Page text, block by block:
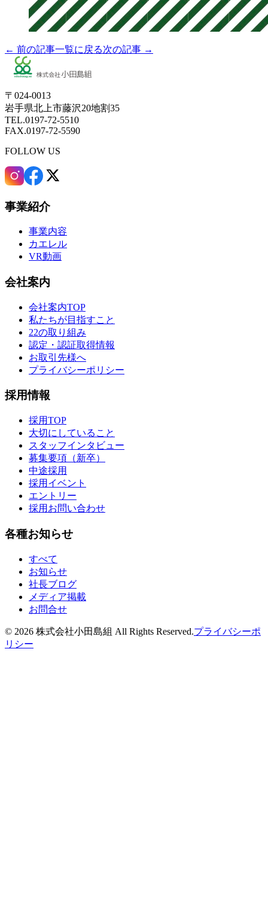
← 前の記事一覧に戻る次の記事 →
〒024-0013
岩手県北上市藤沢20地割35
TEL.0197-72-5510
FAX.0197-72-5590
FOLLOW US
事業紹介
事業内容
カエレル
VR動画
会社案内
会社案内TOP
私たちが目指すこと
22の取り組み
認定・認証取得情報
お取引先様へ
プライバシーポリシー
採用情報
採用TOP
大切にしていること
スタッフインタビュー
募集要項（新卒）
中途採用
採用イベント
エントリー
採用お問い合わせ
各種お知らせ
すべて
お知らせ
社長ブログ
メディア掲載
お問合せ
© 2026 株式会社小田島組 All Rights Reserved.プライバシーポ
リシー